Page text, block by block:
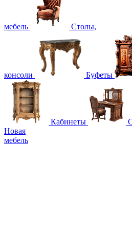
мебель Столы,
консоли Буфеты
Кабинеты
Новая
мебель